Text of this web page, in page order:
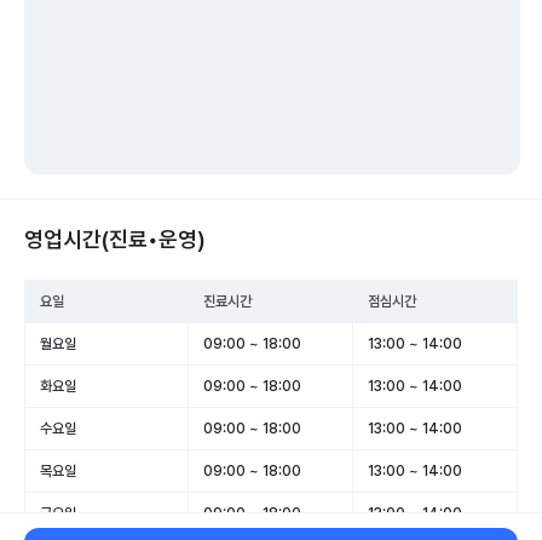
영업시간(진료•운영)
요일 진료시간 점심시간
월요일 09:00 ~ 18:00 13:00 ~ 14:00
화요일 09:00 ~ 18:00 13:00 ~ 14:00
수요일 09:00 ~ 18:00 13:00 ~ 14:00
목요일 09:00 ~ 18:00 13:00 ~ 14:00
금요일 09:00 ~ 18:00 13:00 ~ 14:00